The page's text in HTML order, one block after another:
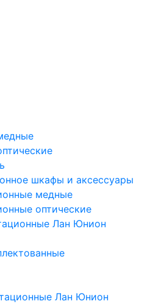
шкафы и аксессуары
медные
оптические
Лан Юнион
Лан Юнион